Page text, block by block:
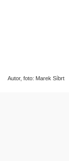
Autor, foto: Marek Síbrt